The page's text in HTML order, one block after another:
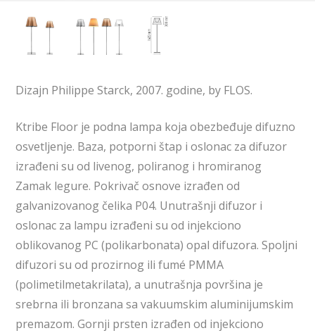
Dizajn Philippe Starck, 2007. godine, by FLOS.
Ktribe Floor je podna lampa koja obezbeđuje difuzno
osvetljenje. Baza, potporni štap i oslonac za difuzor
izrađeni su od livenog, poliranog i hromiranog
Zamak legure. Pokrivač osnove izrađen od
galvanizovanog čelika P04. Unutrašnji difuzor i
oslonac za lampu izrađeni su od injekciono
oblikovanog PC (polikarbonata) opal difuzora. Spoljni
difuzori su od prozirnog ili fumé PMMA
(polimetilmetakrilata), a unutrašnja površina je
srebrna ili bronzana sa vakuumskim aluminijumskim
premazom. Gornji prsten izrađen od injekciono